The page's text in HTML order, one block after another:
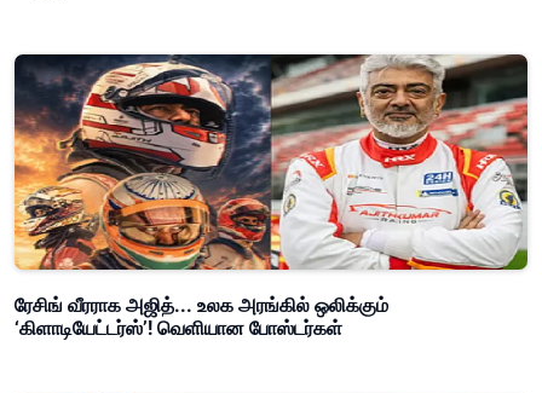
ரேசிங் வீரராக அஜித்... உலக அரங்கில் ஒலிக்கும்
‘கிளாடியேட்டர்ஸ்’! வெளியான போஸ்டர்கள்